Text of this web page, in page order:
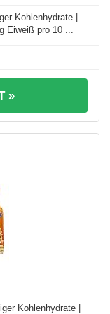
Kohlenhydrate |
Eiweiß pro 10 ...
»
Kohlenhydrate |